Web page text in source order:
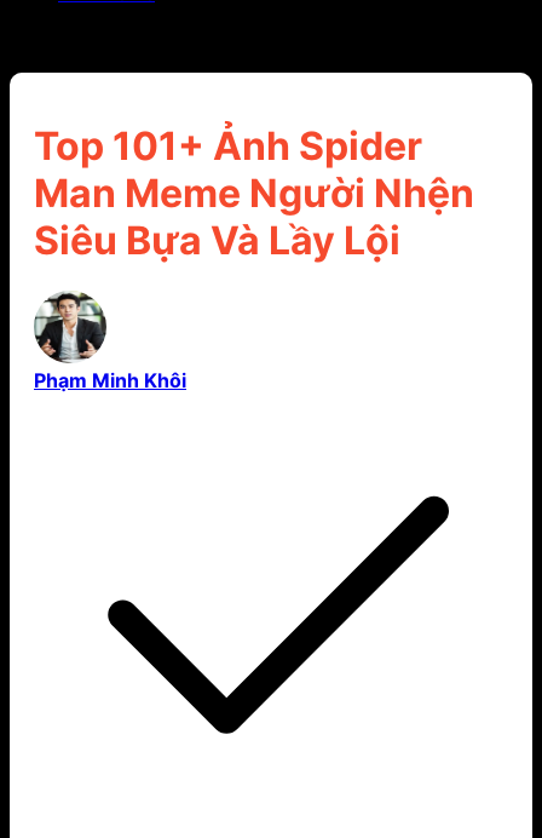
Top 101+ Ảnh Spider
Man Meme Người Nhện
Siêu Bựa Và Lầy Lội
Phạm Minh Khôi